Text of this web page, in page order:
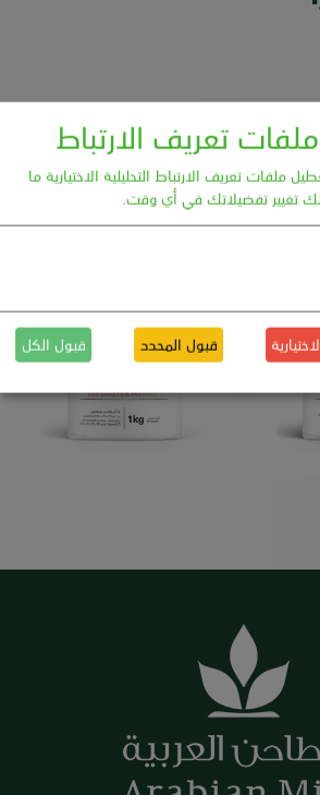
ذات صلة
تعريف الارتباط
ملفات تعريف الارتباط التحليلية الاختيارية ما
تغيير تفضيلاتك في أي وقت.
قبول المحدد قبول الكل